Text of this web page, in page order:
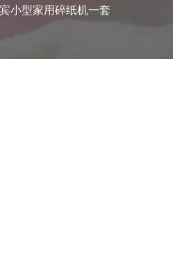
小型家用碎纸机一套